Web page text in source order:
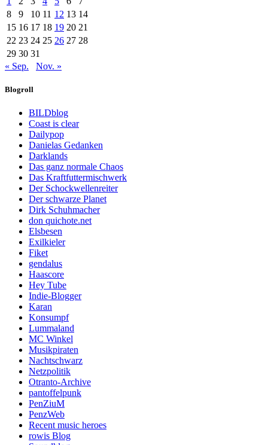
8
9 10 11 12 13 14
15 16 17 18 19 20 21
22 23 24 25 26 27 28
29 30 31
« Sep.
Nov. »
Blogroll
BILDblog
Coast is clear
Dailypop
Danielas Gedanken
Darklands
Das ganz normale Chaos
Das Kraftfuttermischwerk
Der Schockwellenreiter
Der schwarze Planet
Dirk Schuhmacher
don quichote.net
Elsbesen
Exilkieler
Fiket
gendalus
Haascore
Hey Tube
Indie-Blogger
Karan
Konsumpf
Lummaland
MC Winkel
Musikpiraten
Nachtschwarz
Netzpolitik
Otranto-Archive
pantoffelpunk
PenZiuM
PenzWeb
Recent music heroes
rowis Blog